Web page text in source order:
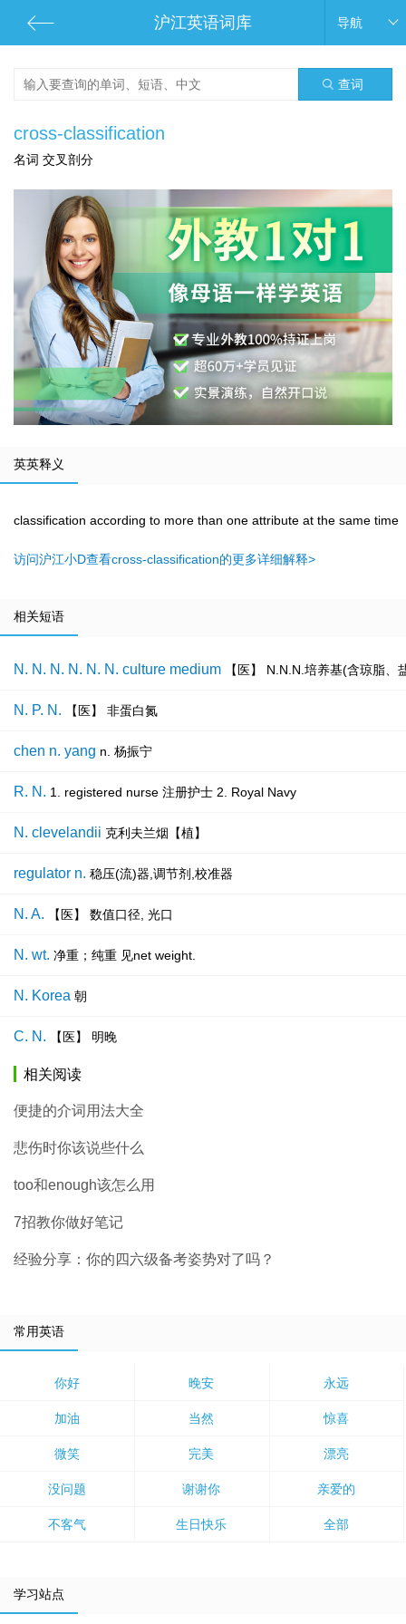
沪江英语词库 导航
查词
cross-classification
名词 交叉剖分
英英释义
classification according to more than one attribute at the same time
访问沪江小D查看cross-classification的更多详细解释>
相关短语
N. N. N. N. N. N. culture medium 【医】 N.N.N.培养基(含琼脂
N. P. N. 【医】 非蛋白氮
chen n. yang n. 杨振宁
R. N. 1. registered nurse 注册护士 2. Royal Navy
N. clevelandii 克利夫兰烟【植】
regulator n. 稳压(流)器,调节剂,校准器
N. A. 【医】 数值口径, 光口
N. wt. 净重；纯重 见net weight.
N. Korea 朝
C. N. 【医】 明晚
相关阅读
便捷的介词用法大全
悲伤时你该说些什么
too和enough该怎么用
7招教你做好笔记
经验分享：你的四六级备考姿势对了吗？
常用英语
你好 晚安 永远
加油 当然 惊喜
微笑 完美 漂亮
没问题 谢谢你 亲爱的
不客气 生日快乐 全部
学习站点